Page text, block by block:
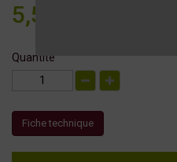
5,55 €
Quantité
Fiche technique